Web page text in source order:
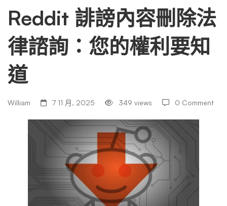
容
刪
除
法
諮
Reddit 誹謗內容刪除法
律諮詢：您的權利要知
道
William 7 11 月, 2025 349 views 0 Comment